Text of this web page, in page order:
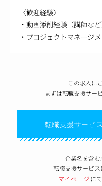
〈歓迎経験〉
・動画添削経験（講師など
・プロジェクトマネージ
この求人に
まずは転職支援サー
転職支援サービ
企業名を含む
転職支援サービ
マイページ に